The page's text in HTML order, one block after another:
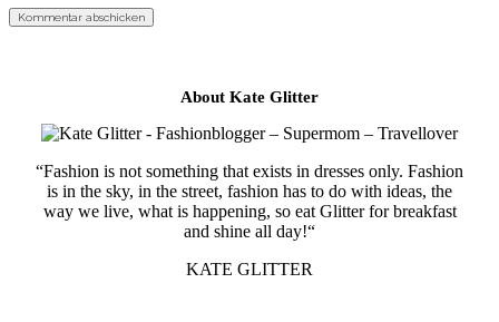
About Kate Glitter
“Fashion is not something that exists in dresses only. Fashion
is in the sky, in the street, fashion has to do with ideas, the
way we live, what is happening, so eat Glitter for breakfast
and shine all day!“
KATE GLITTER